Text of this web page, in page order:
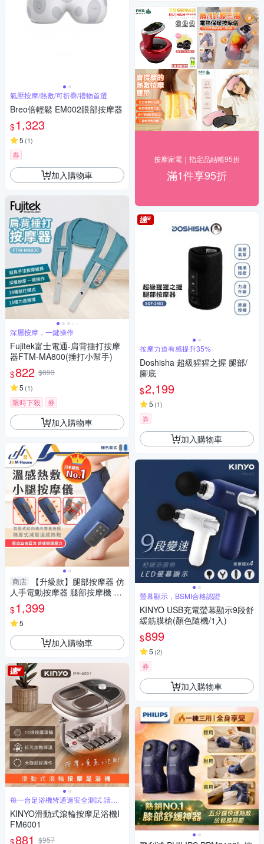
氣壓按摩/熱敷/可折疊/禮物首選
Breo倍輕鬆 EM002眼部按摩器
$1,323
5 (1)
券
加入購物車
深層按摩，一鍵操作
Fujitek富士電通-肩背捶打按摩
器FTM-MA800(捶打小幫手)
$822 $893
5 (1)
限時下殺 券
加入購物車
商店
【升級款】腿部按摩器 仿
人手電動按摩器 腿部按摩機 腿
部氣囊熱敷按摩儀器 小腿按摩
機 按摩
$1,399
5
加入購物車
每一台足浴機皆通過安全測試 請安
心使用
KINYO滑動式滾輪按摩足浴機I
FM6001
881 $957
按摩家電｜指定品結帳95折
滿1件享95折
按摩力道有感提升35%
Doshisha 超級猩猩之握 腿部/
腳底
$2,199
5 (1)
券
加入購物車
螢幕顯示，BSMI合格認證
KINYO USB充電螢幕顯示9段舒
緩筋膜槍(顏色隨機/1入)
$899
5 (2)
券
加入購物車